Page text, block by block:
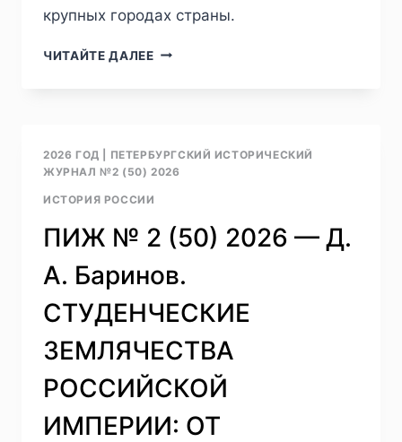
крупных городах страны.
ЧИТАЙТЕ ДАЛЕЕПИЖ
АШИХМИН.
ТЕРРИТОРИАЛЬНАЯ
ДОРЕФОРМЕННОЙ
ЭВОЛЮЦИЯ
ПРЕДСТАВЛЕНИЙ
2026 ГОД
ПЕТЕРБУРГСКИЙ ИСТОРИЧЕСКИЙ
ЖУРНАЛ №2 (50) 2026
ИСТОРИЯ РОССИИ
ПИЖ № 2 (50) 2026 — Д.
А. Баринов.
СТУДЕНЧЕСКИЕ
ЗЕМЛЯЧЕСТВА
РОССИЙСКОЙ
ИМПЕРИИ: ОТ